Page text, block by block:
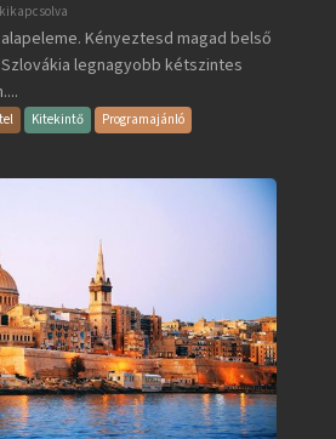
Kényeztesd magad belső
legnagyobb kétszintes
Kitekintő
Programajánló